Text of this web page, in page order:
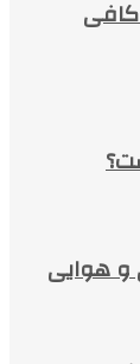
کافی
و هوایی